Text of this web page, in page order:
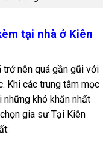
tại nhà ở Kiên
trở nên quá gần gũi với
Khi các trung tâm mọc
những khó khăn nhất
gia sư Tại Kiên